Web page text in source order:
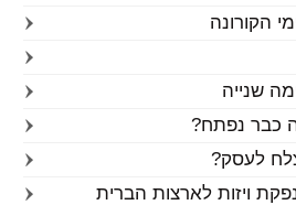
הקורונה
שנייה
כבר נפתח?
לעסק?
ויזות לארצות הברית